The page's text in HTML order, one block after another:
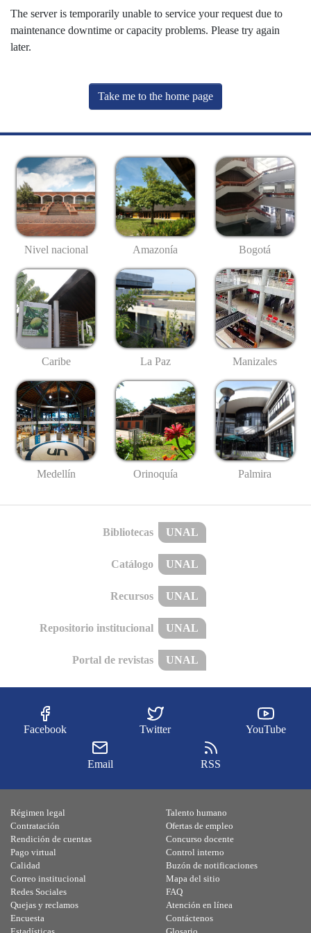
The server is temporarily unable to service your request due to
maintenance downtime or capacity problems. Please try again
later.
Take me to the home page
Nivel nacional Amazonía Bogotá
Caribe La Paz Manizales
Medellín Orinoquía Palmira
Bibliotecas UNAL
Catálogo UNAL
Recursos UNAL
Repositorio institucional UNAL
Portal de revistas UNAL
Facebook Twitter YouTube
Email RSS
Régimen legal
Contratación
Rendición de cuentas
Pago virtual
Calidad
Talento humano
Ofertas de empleo
Concurso docente
Control interno
Buzón de notificaciones
Correo institucional
Redes Sociales
Quejas y reclamos
Encuesta
Mapa del sitio
FAQ
Atención en línea
Contáctenos